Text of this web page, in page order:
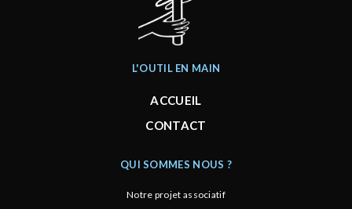
L'OUTIL EN MAIN
ACCUEIL
CONTACT
QUI SOMMES NOUS ?
Notre projet associatif